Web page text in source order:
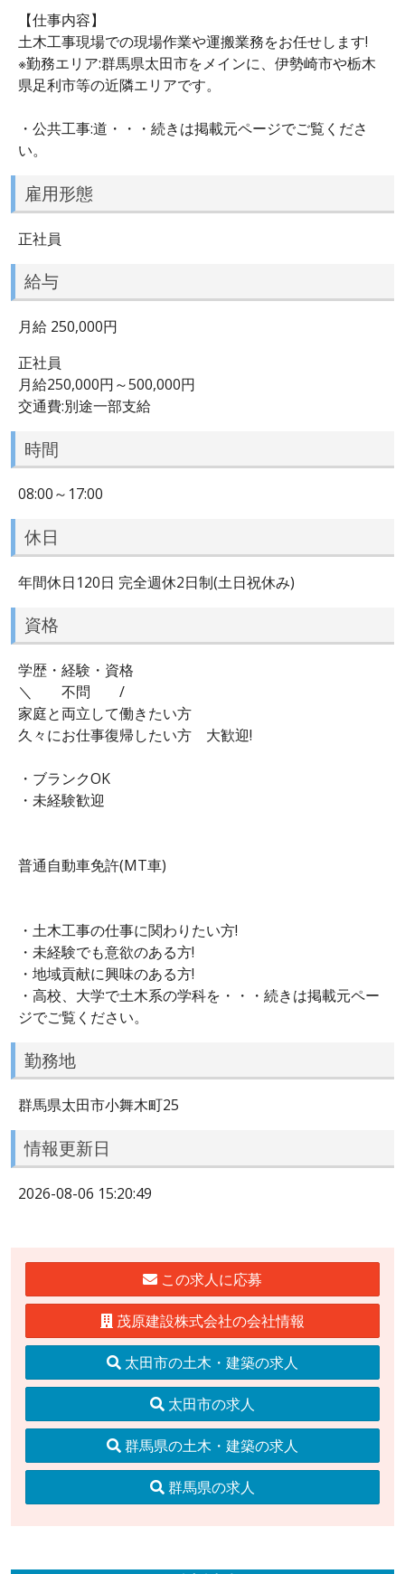
【仕事内容】
土木工事現場での現場作業や運搬業務をお任せします!
※勤務エリア:群馬県太田市をメインに、伊勢崎市や栃木
県足利市等の近隣エリアです。
・公共工事:道・・・続きは掲載元ページでご覧くださ
い。
雇用形態
正社員
給与
月給 250,000円
正社員
月給250,000円～500,000円
交通費:別途一部支給
時間
08:00～17:00
休日
年間休日120日 完全週休2日制(土日祝休み)
資格
学歴・経験・資格
＼ 不問 /
家庭と両立して働きたい方
久々にお仕事復帰したい方 大歓迎!
・ブランクOK
・未経験歓迎
普通自動車免許(MT車)
・土木工事の仕事に関わりたい方!
・未経験でも意欲のある方!
・地域貢献に興味のある方!
・高校、大学で土木系の学科を・・・続きは掲載元ペー
ジでご覧ください。
勤務地
群馬県太田市小舞木町25
情報更新日
2026-08-06 15:20:49
この求人に応募
茂原建設株式会社の会社情報
太田市の土木・建築の求人
太田市の求人
群馬県の土木・建築の求人
群馬県の求人